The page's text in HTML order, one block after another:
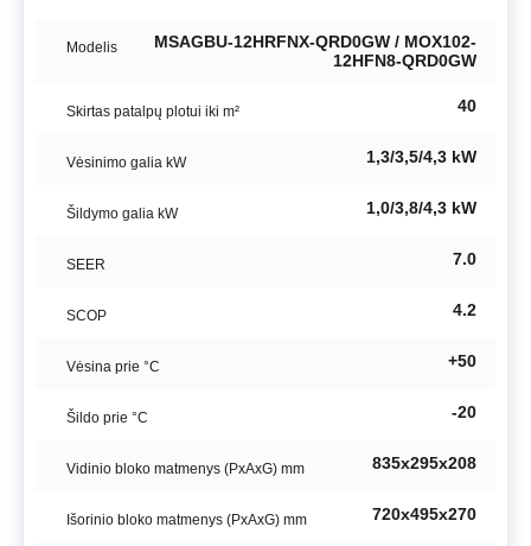
Modelis
MSAGBU-12HRFNX-QRD0GW / MOX102-
12HFN8-QRD0GW
Skirtas patalpų plotui iki m² 40
Vėsinimo galia kW 1,3/3,5/4,3 kW
Šildymo galia kW 1,0/3,8/4,3 kW
SEER 7.0
SCOP 4.2
Vėsina prie °C +50
Šildo prie °C -20
Vidinio bloko matmenys (PxAxG) mm 835x295x208
Išorinio bloko matmenys (PxAxG) mm 720x495x270